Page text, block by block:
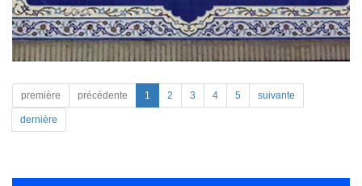
première précédente 1 2 3 4 5 suivante
dernière